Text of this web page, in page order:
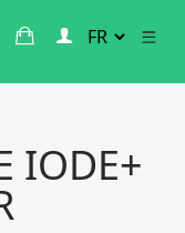
IODE+